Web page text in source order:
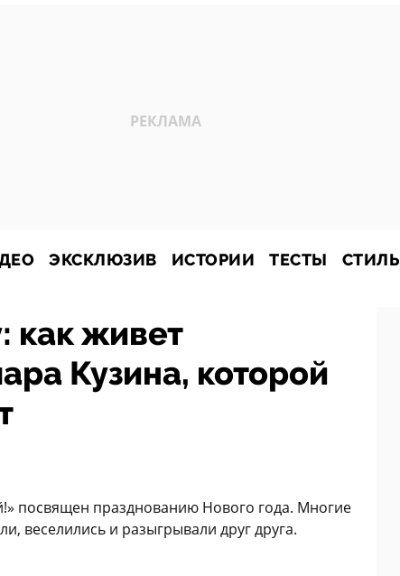
ЭКСКЛЮЗИВ ИСТОРИИ ТЕСТЫ СТИЛЬ
как живет
Кузина, которой
посвящен празднованию Нового года. Многие
веселились и разыгрывали друг друга.